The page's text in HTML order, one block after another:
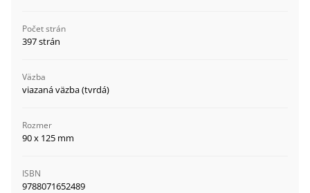
Počet strán
397 strán
Väzba
viazaná väzba (tvrdá)
Rozmer
90 x 125 mm
ISBN
9788071652489